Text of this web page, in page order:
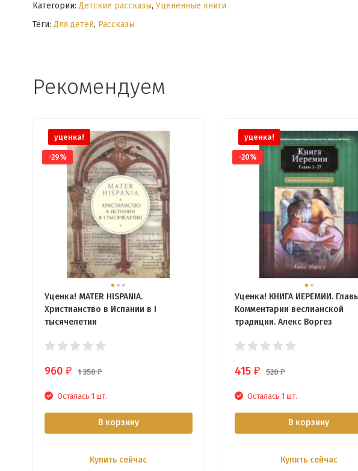
Категории: Детские рассказы, Уцененные книги
Теги: Для детей, Рассказы
Рекомендуем
уценка!
-29%
Уценка! MATER HISPANIA.
Христианство в Испании в I
тысячелетии
960 ₽ 1 350₽
Осталась 1 шт.
В корзину
Купить сейчас
уценка!
-20%
Уценка! КНИГА ИЕРЕМИИ.
Комментарии веслианской
традиции. Алекс Воргез
415₽ 520₽
Осталась 1 шт.
В корзину
Купить сейчас